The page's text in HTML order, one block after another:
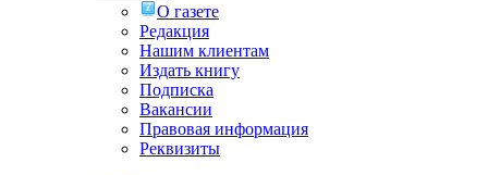
О газете
Редакция
Нашим клиентам
Издать книгу
Подписка
Вакансии
Правовая информация
Реквизиты